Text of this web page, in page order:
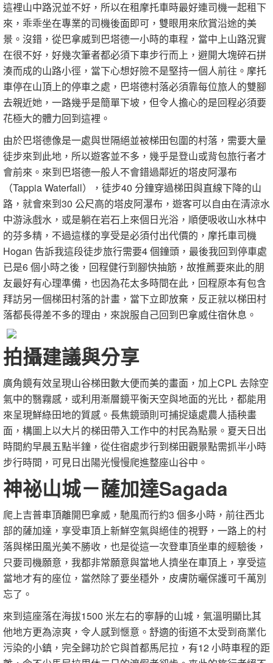
這裡山中路況並不好，所以在租摩托車時最好連司機一起租下
來，乖乖坐在專業的司機後面即可，雙眼用來欣賞沿途的美
景。沒錯，從巴拿威到巴塔德一小時的車程，當中上山路況實
在很不好，好幾次筆者都必須下車步行而上，避開大塊碎石拼
湊而成的山路小徑，當下心想好險不是堅持一個人前往。摩托
車停在山頂上的停車之處，巴塔德村落必須靠每位旅人的雙腳
去親近她，一路幾乎是簡單下坡，但令人擔心的是回程必須要
花極大的體力回到這裡。
由於巴塔德像是一處與世隔絕並被梯田包圍的村落，需要大量
徒步來到此地，所以遊客並不多，幾乎是登山或背包旅行者才
會前來。來到巴塔德一般人不會錯過鄰近的塔皮阿瀑布
（Tappia Waterfall），徒步40 分鐘穿過梯田與直線下降的山
路，就會來到30 公尺高的塔皮阿瀑布，遊客可以自由在清涼水
中游泳戲水，或是躺在岩石上來個日光浴，順便吸收山水林中
的芬多精，不過這樣的享受是必須付出代價的，摩托車司機
Hogan 告訴我這段徒步旅行需要4 個鐘頭，最後我回到停車處
已是6 個小時之後，回程健行到腳快抽筋，故推薦要來此的朋
友最好有心理準備，也因為花太多時間在此，回程原本有包含
拜訪另一個梯田村落的計畫，當下立即放棄，反正就以梯田村
落都長得差不多的理由，來說服自己回到巴拿威住宿休息。
拍攝建議與分享
廣角鏡有效呈現山谷梯田數大便而美的畫面，加上CPL 去除空
氣中的翳霧感，或利用漸層鏡平衡天空與地面的光比，都能用
來呈現鮮綠田地的質感。長焦鏡頭則可捕捉遠處農人插秧畫
面，構圖上以大片的梯田帶入工作中的村民為點景。夏天日出
時間約早晨五點半鐘，從住宿處步行到梯田觀景點需抓半小時
步行時間，可見日出陽光慢慢爬進整座山谷中。
神祕山城－薩加達Sagada
爬上吉普車頂離開巴拿威，馳風而行約3 個多小時，前往西北
部的薩加達，享受車頂上新鮮空氣與絕佳的視野，一路上的村
落與梯田風光美不勝收，也是從這一次登車頂坐車的經驗後，
只要司機願意，我都非常願意與當地人擠坐在車頂上，享受這
當地才有的座位，當然除了要坐穩外，皮膚防曬保護可千萬別
忘了。
來到這座落在海拔1500 米左右的寧靜的山城，氣溫明顯比其
他地方更為涼爽，令人感到愜意。舒適的街道不太受到商業化
污染的小鎮，完全歸功於它與首都馬尼拉，有12 小時車程的距